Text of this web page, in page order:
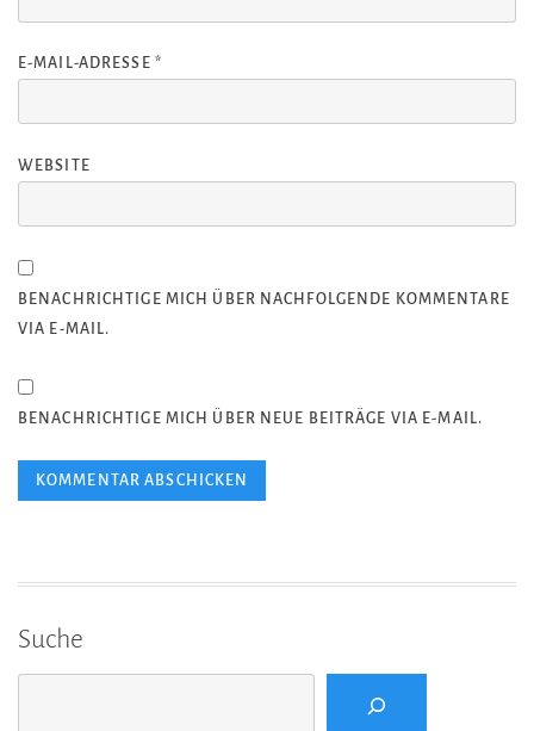
E-MAIL-ADRESSE *
WEBSITE
BENACHRICHTIGE MICH ÜBER NACHFOLGENDE KOMMENTARE
VIA E-MAIL.
BENACHRICHTIGE MICH ÜBER NEUE BEITRÄGE VIA E-MAIL.
Suche